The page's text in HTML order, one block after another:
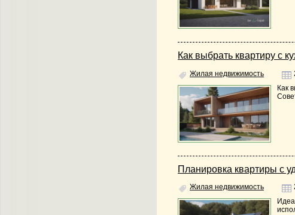
Как выбрать квартиру с
Жилая недвижимость
Как
Планировка квартиры с
Жилая недвижимость